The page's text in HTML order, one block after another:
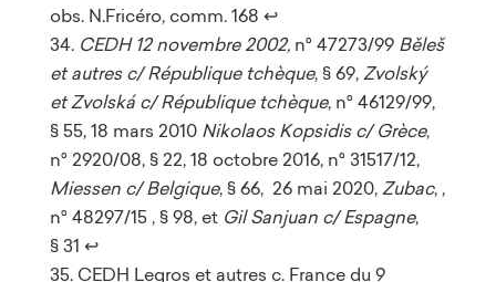
obs. N.Fricéro, comm. 168 ↩︎
CEDH 12 novembre 2002, n° 47273/99 Běleš
et autres c/ République tchèque, § 69,Zvolský
et Zvolská c/ République tchèque, n° 46129/99,
§ 55, 18 mars 2010 Nikolaos Kopsidis c/ Grèce,
n° 2920/08, § 22, 18 octobre 2016, n° 31517/12,
Miessen c/ Belgique, § 66, 26 mai 2020,Zubac, ,
n° 48297/15 , § 98, et Gil Sanjuan c/ Espagne,
§ 31 ↩︎
CEDH Legros et autres c. France du 9